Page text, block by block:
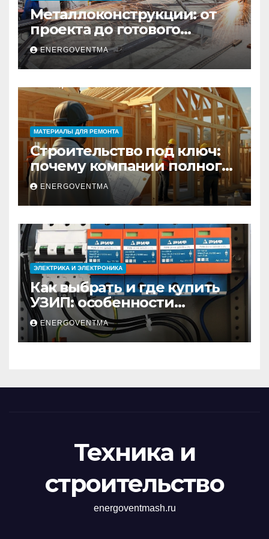
Металлоконструкции: от
проекта до готового
изделия – полный
практический гид
ENERGOVENTMA
МАТЕРИАЛЫ ДЛЯ РЕМОНТА
Строительство под ключ:
почему компании полного
цикла меняют рынок
недвижимости
ENERGOVENTMA
ЭЛЕКТРИКА И ЭЛЕКТРОНИКА
Как выбрать и где купить
УЗИП: особенности
устройств защиты от
импульсных
перенапряжений
ENERGOVENTMA
Техника и
строительство
energoventmash.ru